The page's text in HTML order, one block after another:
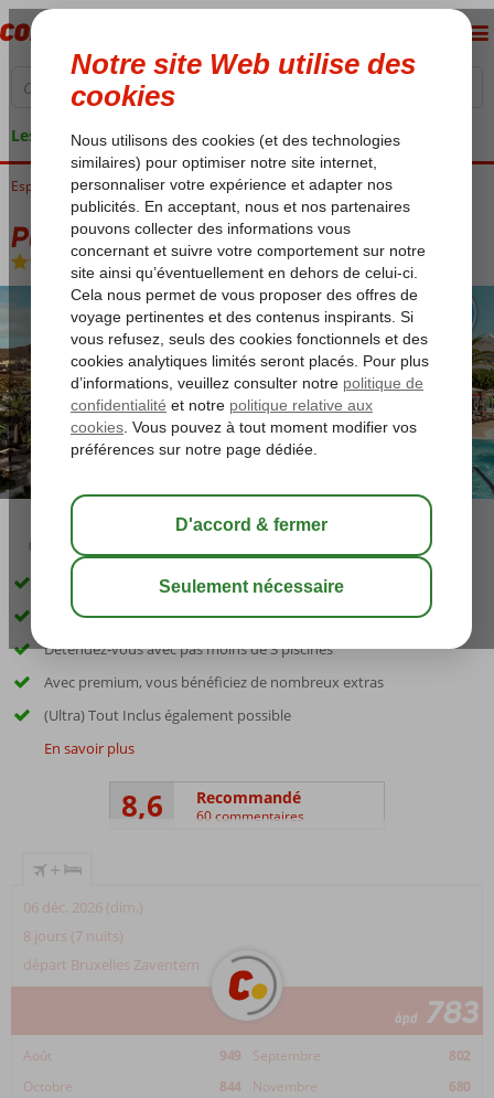
Les garanties de vacances
Espagne Îles Canaries Fuerteventura Corralejo Playa Park Zensation
Playa Park Zensation
Demi-pension-Hôtel
04:30 sauver
Excellente offre de vacances
Situé au calme, à proximité de Corralejo
Détendez-vous avec pas moins de 3 piscines
Avec premium, vous bénéficiez de nombreux extras
(Ultra) Tout Inclus également possible
En savoir plus
8,6 Recommandé
60 commentaires
+
06 déc. 2026 (dim.)
8 jours (7 nuits)
départ Bruxelles Zaventem
àpd 783
Août 949 Septembre
802
Octobre
844 Novembre 680